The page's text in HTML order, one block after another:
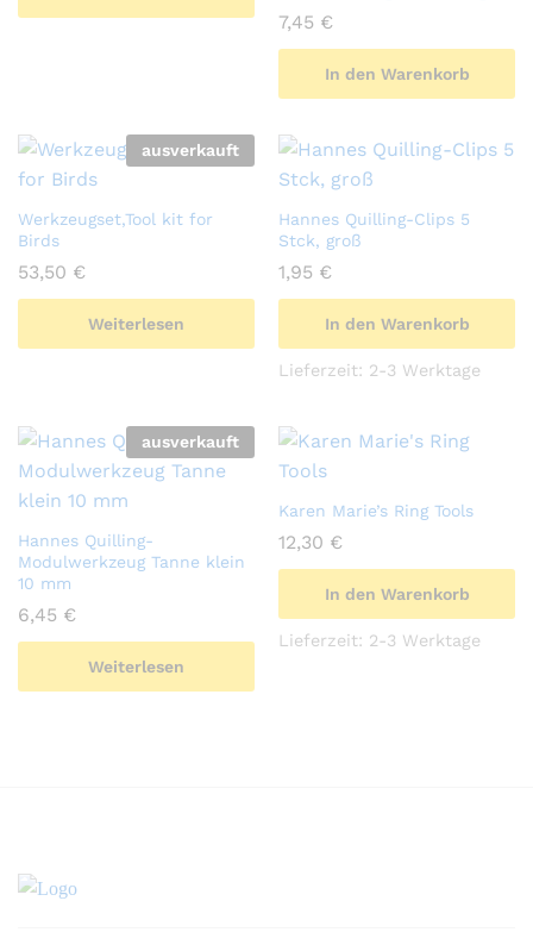
7,45 €
In den Warenkorb
ausverkauft
Werkzeugset,Tool kit for
Birds
53,50 €
Weiterlesen
Hannes Quilling-Clips 5
Stck, groß
1,95 €
In den Warenkorb
Lieferzeit: 2-3 Werktage
ausverkauft
Hannes Quilling-
Modulwerkzeug Tanne klein
10 mm
6,45 €
Weiterlesen
Karen Marie’s Ring Tools
12,30 €
In den Warenkorb
Lieferzeit: 2-3 Werktage